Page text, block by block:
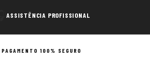
🎧ASSISTÊNCIA PROFISSIONAL
PAGAMENTO 100% SEGURO